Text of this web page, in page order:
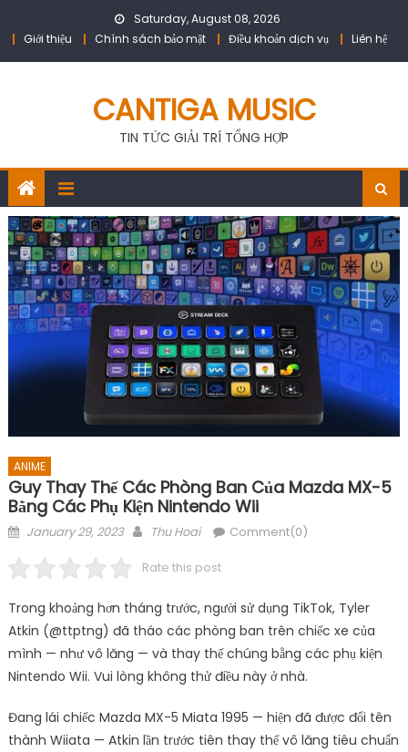
Saturday, August 08, 2026
Giới thiệu
Chính sách bảo mật Điều khoản dịch vụ Liên hệ
CANTIGA MUSIC
TIN TỨC GIẢI TRÍ TỔNG HỢP
ANIME
Guy Thay Thế Các Phòng Ban Của Mazda MX-5
Bằng Các Phụ Kiện Nintendo Wii
Posted
January 29, 2023 Author
Thu Hoai Comment(0)
Rate this post
Trong khoảng hơn tháng trước, người sử dụng TikTok, Tyler
Atkin (@ttptng) đã tháo các phòng ban trên chiếc xe của
mình — như vô lăng — và thay thế chúng bằng các phụ kiện
Nintendo Wii. Vui lòng không thử điều này ở nhà.
Đang lái chiếc Mazda MX-5 Miata 1995 — hiện đã được đổi tên
thành Wiiata — Atkin lần trước tiên thay thế vô lăng tiêu chuẩn